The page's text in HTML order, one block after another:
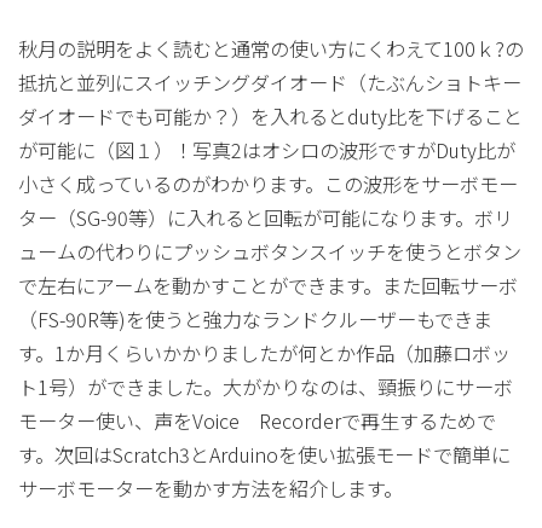
秋月の説明をよく読むと通常の使い方にくわえて100ｋ?の
抵抗と並列にスイッチングダイオード（たぶんショトキー
ダイオードでも可能か？）を入れるとduty比を下げること
が可能に（図１）！写真2はオシロの波形ですがDuty比が
小さく成っているのがわかります。この波形をサーボモー
ター（SG-90等）に入れると回転が可能になります。ボリ
ュームの代わりにプッシュボタンスイッチを使うとボタン
で左右にアームを動かすことができます。また回転サーボ
（FS-90R等)を使うと強力なランドクルーザーもできま
す。1か月くらいかかりましたが何とか作品（加藤ロボッ
ト1号）ができました。大がかりなのは、頸振りにサーボ
モーター使い、声をVoice Recorderで再生するためで
す。次回はScratch3とArduinoを使い拡張モードで簡単に
サーボモーターを動かす方法を紹介します。